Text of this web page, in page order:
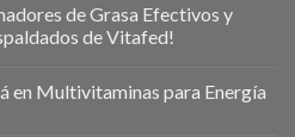
de Grasa Efectivos y
de Vitafed!
en Multivitaminas para Energía